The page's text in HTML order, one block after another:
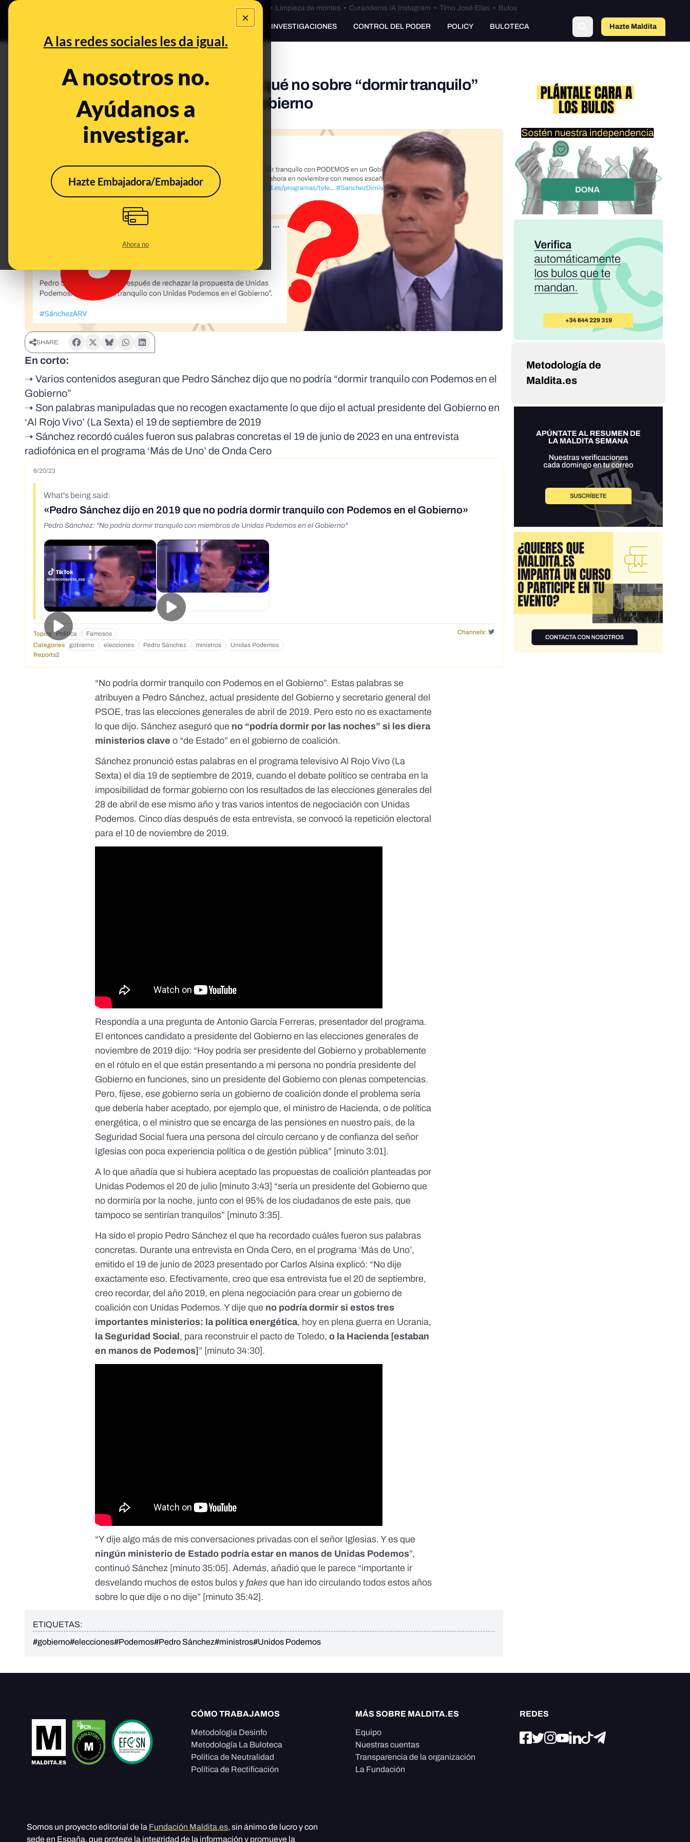
×
A las redes sociales les da igual.
A nosotros no.
Ayúdanos a
investigar.
Hazte Embajadora/Embajador
Ahora no
Bulos Ceuta • Limpieza de montes• Curanderos IA Instagram • Timo José Elías• Bulos
PREBUNKING INVESTIGACIONES CONTROL DEL PODER POLICY BULOTECA Hazte Maldito
a
Qué dijo Pedro Sánchez en 2019 y qué no sobre “dormir tranquilo”
con ministros de Podemos en el Gobierno
Jun 20, 2023, 4:39:32 PM
SHARE:
En corto:
➝ Varios contenidos aseguran que Pedro Sánchez dijo que no podría “dormir tranquilo con Podemos en el
Gobierno”
➝ Son palabras manipuladas que no recogen exactamente lo que dijo el actual presidente del Gobierno en
‘Al Rojo Vivo’ (La Sexta) el 19 de septiembre de 2019
➝ Sánchez recordó cuáles fueron sus palabras concretas el 19 de junio de 2023 en una entrevista
radiofónica en el programa ‘Más de Uno’ de Onda Cero
6/20/23
What's being said:
«Pedro Sánchez dijo en 2019 que no podría dormir tranquilo con Podemos en el Gobierno»
Pedro Sánchez: "No podría dormir tranquilo con miembros de Unidas Podemos en el Gobierno"
Topics Política Famosos
Channels:
Categories
gobierno elecciones Pedro Sánchez ministros
Unidas Podemos
Reports2
“No podría dormir tranquilo con Podemos en el Gobierno”. Estas palabras se
atribuyen a Pedro Sánchez, actual presidente del Gobierno y secretario general del
PSOE, tras las elecciones generales de abril de 2019. Pero esto no es exactamente
lo que dijo. Sánchez aseguró que no “podría dormir por las noches” si les diera
ministerios clave o “de Estado” en el gobierno de coalición.
Sánchez pronunció estas palabras en el programa televisivoAl Rojo Vivo (La
Sexta) el día 19 de septiembre de 2019, cuando el debate político se centraba en la
imposibilidad de formar gobierno con los resultados de las elecciones generales del
28 de abril de ese mismo año y tras varios intentos de negociación con Unidas
Podemos. Cinco días después de esta entrevista,se convocó la repetición electoral
para el 10 de noviembre de 2019.
Respondía a una pregunta de Antonio García Ferreras, presentador del programa.
El entonces candidato a presidente del Gobierno en laselecciones generales de
noviembre de 2019 dijo: “Hoy podría ser presidente del Gobierno y probablemente
en el rótulo en el que están presentando a mi persona no pondría presidente del
Gobierno en funciones, sino un presidente del Gobierno con plenas competencias.
Pero, fíjese, ese gobierno sería un gobierno de coalición donde el problema sería
que debería haber aceptado, por ejemplo que, el ministro de Hacienda, o de política
energética, o el ministro que se encarga de las pensiones en nuestro país, de la
Seguridad Social fuera una persona del círculo cercano y de confianza del señor
Iglesias con poca experiencia política o de gestión pública” [minuto 3:01].
A lo que añadía que si hubiera aceptado las propuestas de coalición planteadas por
Unidas Podemos el 20 de julio [minuto 3:43] “sería un presidente del Gobierno que
no dormiría por la noche, junto con el 95% de los ciudadanos de este país, que
tampoco se sentirían tranquilos” [minuto 3:35].
Ha sido el propio Pedro Sánchez el que ha recordado cuáles fueron sus palabras
concretas. Durante una entrevista en Onda Cero, en el programa ‘Más de Uno’,
emitido el 19 de junio de 2023 presentado por Carlos Alsina explicó: “No dije
exactamente eso. Efectivamente, creo que esa entrevista fue el 20 de septiembre,
creo recordar, del año 2019, en plena negociación para crear un gobierno de
coalición con Unidas Podemos. Y dije que no podría dormir si estos tres
importantes ministerios: la política energética, hoy en plena guerra en Ucrania,
la Seguridad Social , para reconstruir el pacto de Toledo,o la Hacienda [estaban
en manos de Podemos] ” [minuto 34:30].
“Y dije algo más de mis conversaciones privadas con el señor Iglesias. Y es que
ningún ministerio de Estado podría estar en manos de Unidas Podemos”,
continuó Sánchez [minuto 35:05]. Además, añadió que le parece “importante ir
desvelando muchos de estos bulos y fakesque han ido circulando todos estos años
sobre lo que dije o no dije” [minuto 35:42].
ETIQUETAS:
#gobierno#elecciones#Podemos#Pedro Sánchez#ministros#Unidos Podemos
Metodología de
Maldita.es
CÓMO TRABAJAMOS
Metodología Desinfo
Metodología La Buloteca
Política de Neutralidad
Política de Rectificación
MÁS SOBRE MALDITA.ES
Equipo
Nuestras cuentas
Transparencia de la organización
La Fundación
REDES
Somos un proyecto editorial de la Fundación Maldita.es, sin ánimo de lucro y con
sede en España, que protege la integridad de la información y promueve la